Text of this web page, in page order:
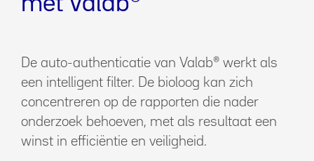
De auto-authenticatie van Valab® werkt als
een intelligent filter. De bioloog kan zich
concentreren op de rapporten die nader
onderzoek behoeven, met als resultaat een
winst in efficiëntie en veiligheid.